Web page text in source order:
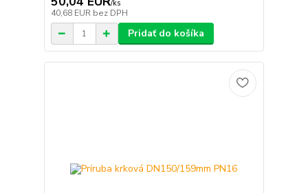
/ks
40,68 EUR bez DPH
Pridať do košíka